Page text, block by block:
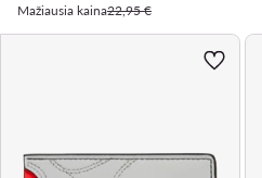
Mažiausia kaina22,95 €